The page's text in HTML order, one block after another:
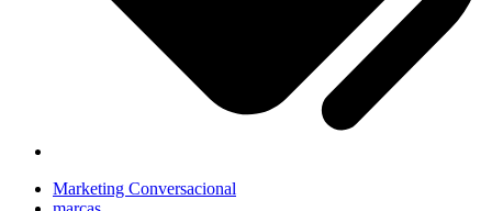
Marketing Conversacional